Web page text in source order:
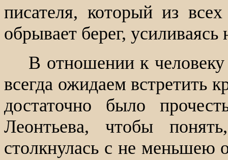
писателя, который из
обрывает берег,
В отношении к
всегда ожидаем встретить
достаточно было
Леонтьева, чтобы
столкнулась с не меньшею